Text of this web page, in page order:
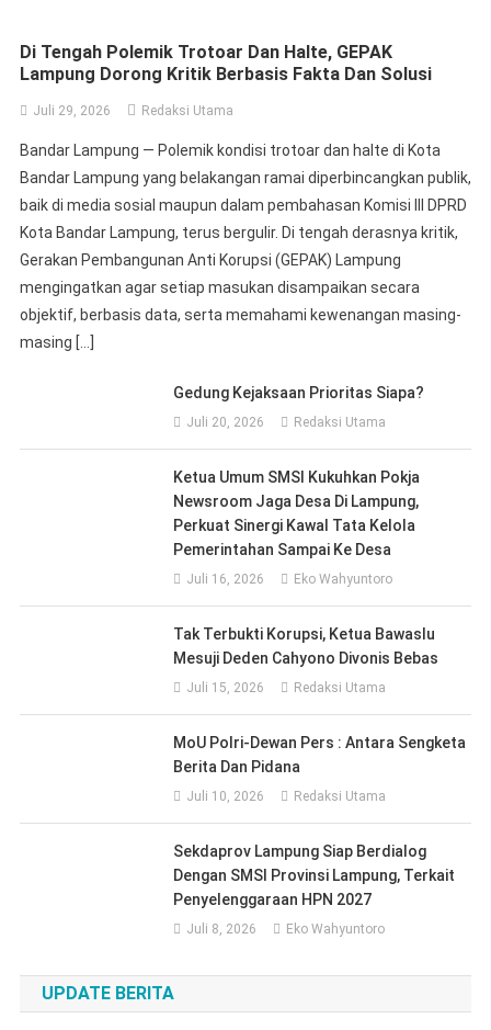
Di Tengah Polemik Trotoar Dan Halte, GEPAK
Lampung Dorong Kritik Berbasis Fakta Dan Solusi
Juli 29, 2026 Redaksi Utama
Bandar Lampung — Polemik kondisi trotoar dan halte di Kota
Bandar Lampung yang belakangan ramai diperbincangkan publik,
baik di media sosial maupun dalam pembahasan Komisi III DPRD
Kota Bandar Lampung, terus bergulir. Di tengah derasnya kritik,
Gerakan Pembangunan Anti Korupsi (GEPAK) Lampung
mengingatkan agar setiap masukan disampaikan secara
objektif, berbasis data, serta memahami kewenangan masing-
masing […]
Gedung Kejaksaan Prioritas Siapa?
Juli 20, 2026 Redaksi Utama
Ketua Umum SMSI Kukuhkan Pokja
Newsroom Jaga Desa Di Lampung,
Perkuat Sinergi Kawal Tata Kelola
Pemerintahan Sampai Ke Desa
Juli 16, 2026 Eko Wahyuntoro
Tak Terbukti Korupsi, Ketua Bawaslu
Mesuji Deden Cahyono Divonis Bebas
Juli 15, 2026 Redaksi Utama
MoU Polri-Dewan Pers : Antara Sengketa
Berita Dan Pidana
Juli 10, 2026 Redaksi Utama
Sekdaprov Lampung Siap Berdialog
Dengan SMSI Provinsi Lampung, Terkait
Penyelenggaraan HPN 2027
Juli 8, 2026 Eko Wahyuntoro
UPDATE BERITA